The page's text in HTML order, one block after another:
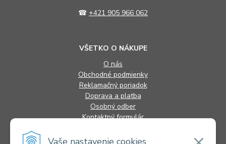
Vaše nastavenie cookies
☎ +421 905 966 062
VŠETKO O NÁKUPE
O nás
Obchodné podmienky
Reklamačný poriadok
Doprava a platba
Osobný odber
Kontaktný formulár